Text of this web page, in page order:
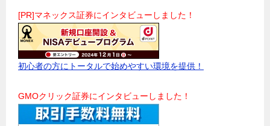
[PR]マネックス証券にインタビューしました！
初心者の方にトータルで始めやすい環境を提供！
GMOクリック証券にインタビューしました！